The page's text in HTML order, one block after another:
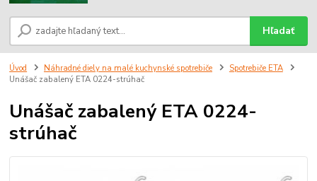
Hľadať
Úvod Náhradné diely na malé kuchynské spotrebiče
Spotrebiče ETA
Unášač zabalený ETA 0224-strúhač
Unášač zabalený ETA 0224-
strúhač